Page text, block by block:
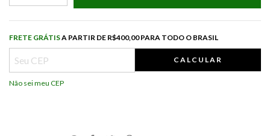
Frete grátis R$400,00 para todo o Brasil
FRETE GRÁTISA PARTIR DE R$400,00 PARA TODO O BRASIL
CALCULAR
Não sei meu CEP